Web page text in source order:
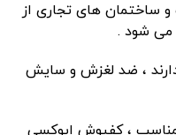
و ساختمان های تجاری از
می شود .
، ضد لغزش و سایش
مناسب ، کفپوش اپوکسی